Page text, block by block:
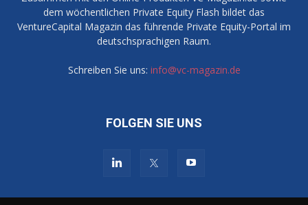
dem wöchentlichen Private Equity Flash bildet das
VentureCapital Magazin das führende Private Equity-Portal im
deutschsprachigen Raum.
Schreiben Sie uns: info@vc-magazin.de
FOLGEN SIE UNS